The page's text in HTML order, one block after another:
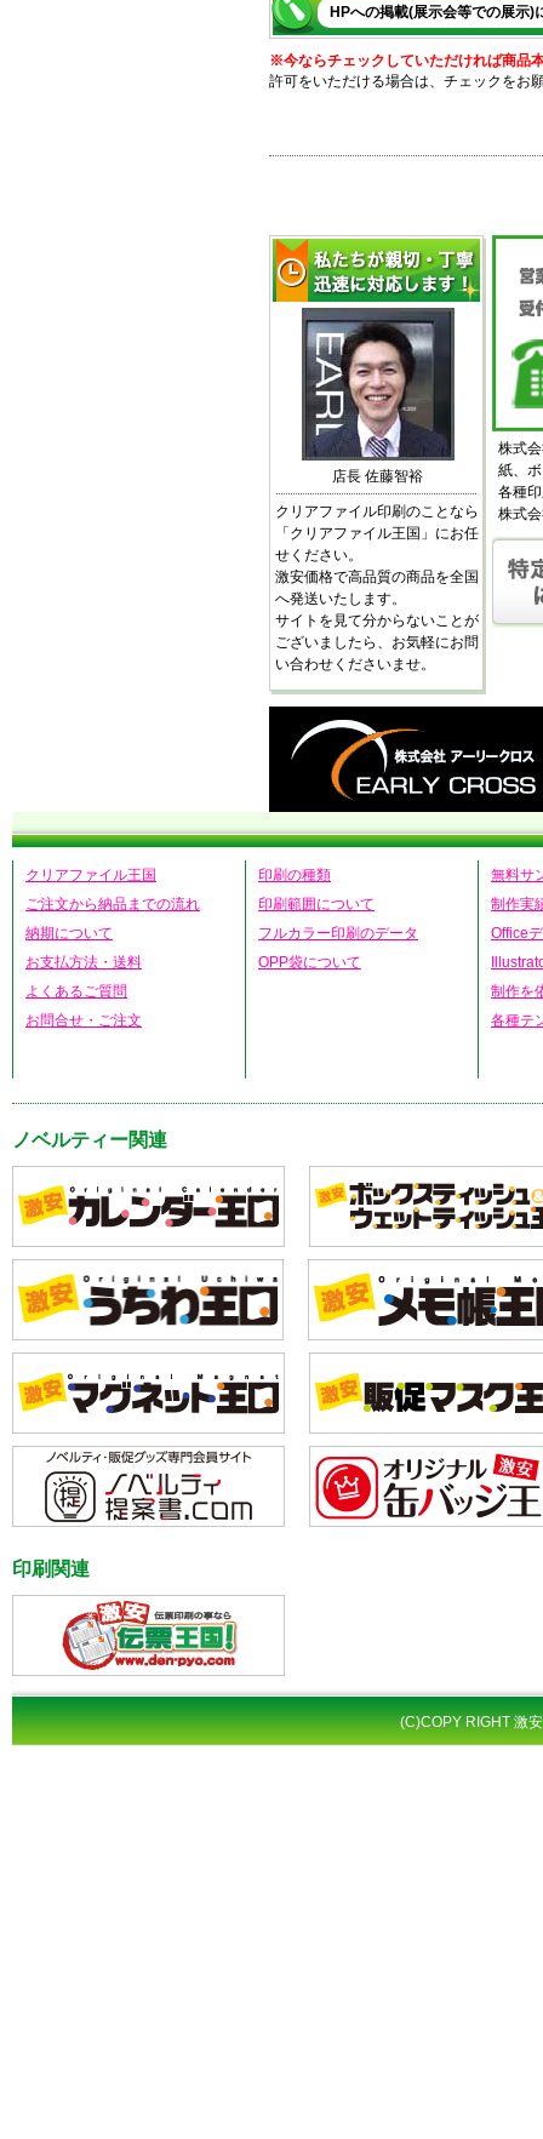
HPへの掲載(展示会等での展示)
※今ならチェックしていただければ商品
許可をいただける場合は、チェックをお
店長 佐藤智裕
クリアファイル印刷のことなら
「クリアファイル王国」にお任
せください。
激安価格で高品質の商品を全国
へ発送いたします。
サイトを見て分からないことが
ございましたら、お気軽にお問
い合わせくださいませ。
株式
紙、
各種
株式
クリアファイル王国
ご注文から納品までの流れ
納期について
お支払方法・送料
よくあるご質問
お問合せ・ご注文
印刷の種類
印刷範囲について
フルカラー印刷のデータ
OPP袋について
無料サ
制作実
Office
制作を
各種テ
ノベルティー関連
印刷関連
(C)COPY RIGHT 激